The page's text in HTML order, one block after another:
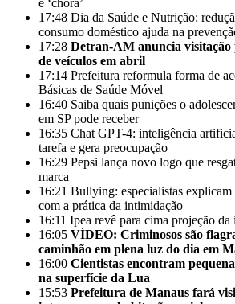
e ‘chora’
17:48 Dia da Saúde e Nutrição:
consumo doméstico ajuda na
17:28 Detran-AM anuncia
de veículos em abril
17:14 Prefeitura reformula forma de
Básicas de Saúde Móvel
16:40 Saiba quais punições o
em SP pode receber
16:35 Chat GPT-4: inteligência
tarefa e gera preocupação
16:29 Pepsi lança novo logo que
marca
16:21 Bullying: especialistas
com a prática da intimidação
16:11 Ipea revê para cima projeção
16:05 VÍDEO: Criminosos são
caminhão em plena luz do dia em
16:00 Cientistas encontram
na superfície da Lua
15:53 Prefeitura de Manaus fará